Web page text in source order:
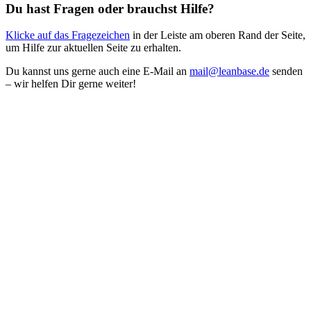
Du hast Fragen oder brauchst Hilfe?
Klicke auf das Fragezeichen in der Leiste am oberen Rand der Seite,
um Hilfe zur aktuellen Seite zu erhalten.
Du kannst uns gerne auch eine E-Mail an mail@leanbase.de senden
– wir helfen Dir gerne weiter!